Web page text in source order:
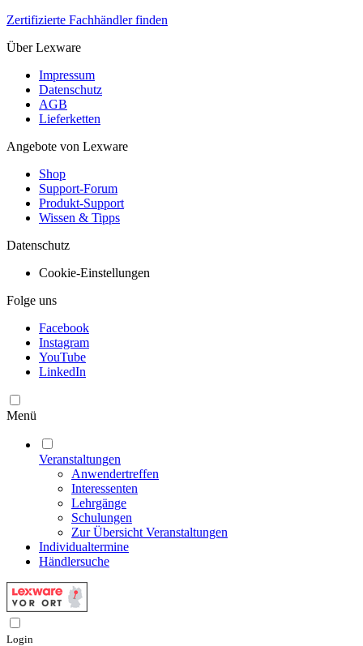
Zertifizierte Fachhändler finden
Über Lexware
Impressum
Datenschutz
AGB
Lieferketten
Angebote von Lexware
Shop
Support-Forum
Produkt-Support
Wissen & Tipps
Datenschutz
Cookie-Einstellungen
Folge uns
Facebook
Instagram
YouTube
LinkedIn
Menü
Veranstaltungen
Anwendertreffen
Interessenten
Lehrgänge
Schulungen
Zur Übersicht Veranstaltungen
Individualtermine
Händlersuche
Login